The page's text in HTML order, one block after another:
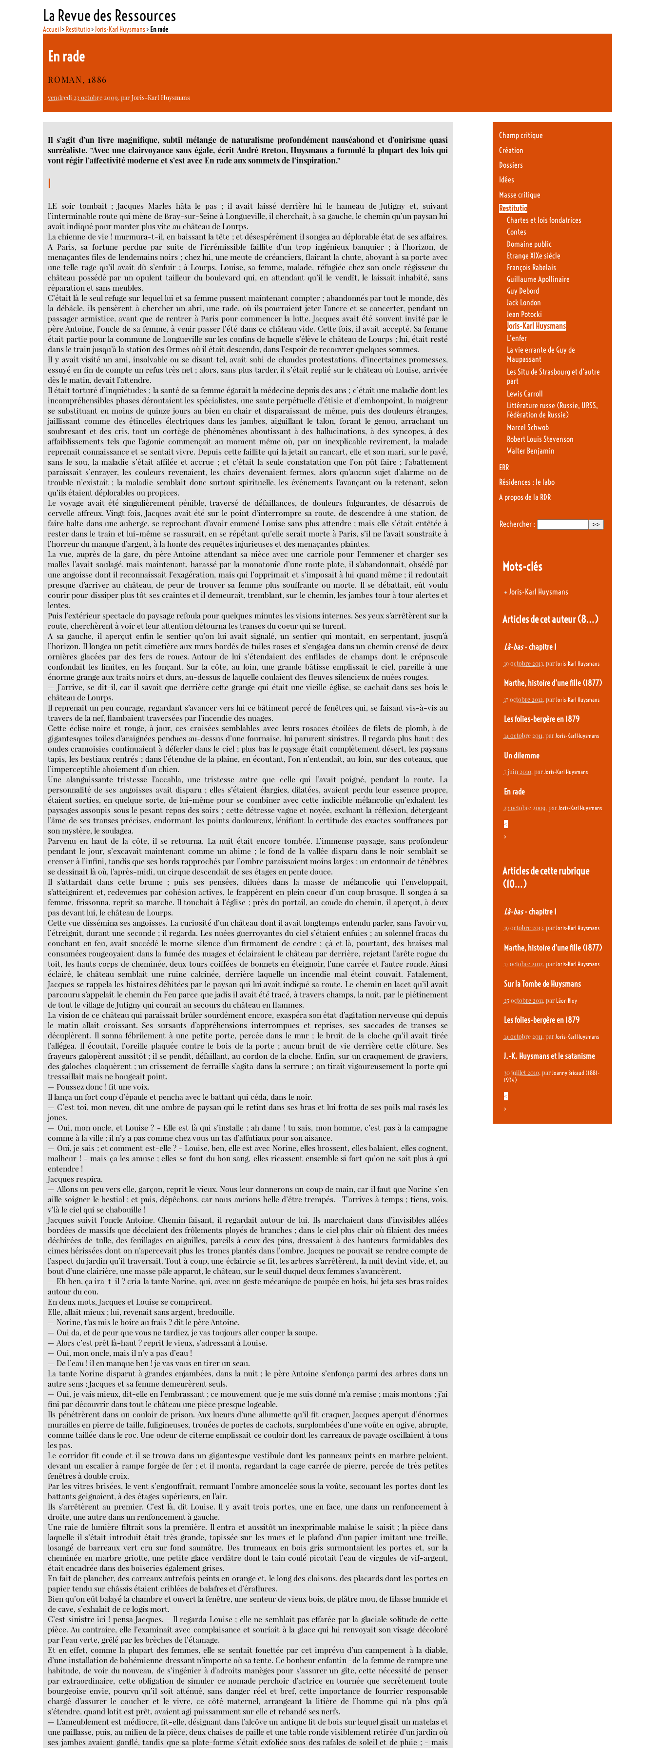
La Revue des Ressources
Accueil> Restitutio>Joris-Karl Huysmans> En rade
En rade
ROMAN, 1886
vendredi 23 octobre 2009, parJoris-Karl Huysmans
Il s’agit d’un livre magnifique, subtil mélange de naturalisme profondément nauséabond et d’onirisme quasi
surréaliste. "Avec une clairvoyance sans égale, écrit André Breton, Huysmans a formulé la plupart des lois qui
vont régir l’affectivité moderne et s’est avec En rade aux sommets de l’inspiration."
I
LE soir tombait ; Jacques Marles hâta le pas ; il avait laissé derrière lui le hameau de Jutigny et, suivant
l’interminable route qui mène de Bray-sur-Seine à Longueville, il cherchait, à sa gauche, le chemin qu’un paysan lui
avait indiqué pour monter plus vite au château de Lourps.
La chienne de vie ! murmura-t-il, en baissant la tête ; et désespérément il songea au déplorable état de ses affaires.
A Paris, sa fortune perdue par suite de l’irrémissible faillite d’un trop ingénieux banquier ; à l’horizon, de
menaçantes files de lendemains noirs ; chez lui, une meute de créanciers, flairant la chute, aboyant à sa porte avec
une telle rage qu’il avait dû s’enfuir ; à Lourps, Louise, sa femme, malade, réfugiée chez son oncle régisseur du
château possédé par un opulent tailleur du boulevard qui, en attendant qu’il le vendît, le laissait inhabité, sans
réparation et sans meubles.
C’était là le seul refuge sur lequel lui et sa femme pussent maintenant compter ; abandonnés par tout le monde, dès
la débâcle, ils pensèrent à chercher un abri, une rade, où ils pourraient jeter l’ancre et se concerter, pendant un
passager armistice, avant que de rentrer à Paris pour commencer la lutte. Jacques avait été souvent invité par le
père Antoine, l’oncle de sa femme, à venir passer l’été dans ce château vide. Cette fois, il avait accepté. Sa femme
était partie pour la commune de Longueville sur les confins de laquelle s’élève le château de Lourps ; lui, était resté
dans le train jusqu’à la station des Ormes où il était descendu, dans l’espoir de recouvrer quelques sommes.
Il y avait visité un ami, insolvable ou se disant tel, avait subi de chaudes protestations, d’incertaines promesses,
essuyé en fin de compte un refus très net ; alors, sans plus tarder, il s’était replié sur le château où Louise, arrivée
dès le matin, devait l’attendre.
Il était torturé d’inquiétudes ; la santé de sa femme égarait la médecine depuis des ans ; c’était une maladie dont les
incompréhensibles phases déroutaient les spécialistes, une saute perpétuelle d’étisie et d’embonpoint, la maigreur
se substituant en moins de quinze jours au bien en chair et disparaissant de même, puis des douleurs étranges,
jaillissant comme des étincelles électriques dans les jambes, aiguillant le talon, forant le genou, arrachant un
soubresaut et des cris, tout un cortège de phénomènes aboutissant à des hallucinations, à des syncopes, à des
affaiblissements tels que l’agonie commençait au moment même où, par un inexplicable revirement, la malade
reprenait connaissance et se sentait vivre. Depuis cette faillite qui la jetait au rancart, elle et son mari, sur le pavé,
sans le sou, la maladie s’était affilée et accrue ; et c’était la seule constatation que l’on pût faire ; l’abattement
paraissait s’enrayer, les couleurs revenaient, les chairs devenaient fermes, alors qu’aucun sujet d’alarme ou de
trouble n’existait ; la maladie semblait donc surtout spirituelle, les événements l’avançant ou la retenant, selon
qu’ils étaient déplorables ou propices.
Le voyage avait été singulièrement pénible, traversé de défaillances, de douleurs fulgurantes, de désarrois de
cervelle affreux. Vingt fois, Jacques avait été sur le point d’interrompre sa route, de descendre à une station, de
faire halte dans une auberge, se reprochant d’avoir emmené Louise sans plus attendre ; mais elle s’était entêtée à
rester dans le train et lui-même se rassurait, en se répétant qu’elle serait morte à Paris, s’il ne l’avait soustraite à
l’horreur du manque d’argent, à la honte des requêtes injurieuses et des menaçantes plaintes.
La vue, auprès de la gare, du père Antoine attendant sa nièce avec une carriole pour l’emmener et charger ses
malles l’avait soulagé, mais maintenant, harassé par la monotonie d’une route plate, il s’abandonnait, obsédé par
une angoisse dont il reconnaissait l’exagération, mais qui l’opprimait et s’imposait à lui quand même ; il redoutait
presque d’arriver au château, de peur de trouver sa femme plus souffrante ou morte. Il se débattait, eût voulu
courir pour dissiper plus tôt ses craintes et il demeurait, tremblant, sur le chemin, les jambes tour à tour alertes et
lentes.
Puis l’extérieur spectacle du paysage refoula pour quelques minutes les visions internes. Ses yeux s’arrêtèrent sur la
route, cherchèrent à voir et leur attention détourna les transes du coeur qui se turent.
A sa gauche, il aperçut enfin le sentier qu’on lui avait signalé, un sentier qui montait, en serpentant, jusqu’à
l’horizon. Il longea un petit cimetière aux murs bordés de tuiles roses et s’engagea dans un chemin creusé de deux
ornières glacées par des fers de roues. Autour de lui s’étendaient des enfilades de champs dont le crépuscule
confondait les limites, en les fonçant. Sur la côte, au loin, une grande bâtisse emplissait le ciel, pareille à une
énorme grange aux traits noirs et durs, au-dessus de laquelle coulaient des fleuves silencieux de nuées rouges.
— J’arrive, se dit-il, car il savait que derrière cette grange qui était une vieille église, se cachait dans ses bois le
château de Lourps.
Il reprenait un peu courage, regardant s’avancer vers lui ce bâtiment percé de fenêtres qui, se faisant vis-à-vis au
travers de la nef, flambaient traversées par l’incendie des nuages.
Cette éclise noire et rouge, à jour, ces croisées semblables avec leurs rosaces étoilées de filets de plomb, à de
gigantesques toiles d’araignées pendues au-dessus d’une fournaise, lui parurent sinistres. Il regarda plus haut ; des
ondes cramoisies continuaient à déferler dans le ciel ; plus bas le paysage était complètement désert, les paysans
tapis, les bestiaux rentrés ; dans l’étendue de la plaine, en écoutant, l’on n’entendait, au loin, sur des coteaux, que
l’imperceptible aboiement d’un chien.
Une alanguissante tristesse l’accabla, une tristesse autre que celle qui l’avait poigné, pendant la route. La
personnalité de ses angoisses avait disparu ; elles s’étaient élargies, dilatées, avaient perdu leur essence propre,
étaient sorties, en quelque sorte, de lui-même pour se combiner avec cette indicible mélancolie qu’exhalent les
paysages assoupis sous le pesant repos des soirs ; cette détresse vague et noyée, excluant la réflexion, détergeant
l’âme de ses transes précises, endormant les points douloureux, lénifiant la certitude des exactes souffrances par
son mystère, le soulagea.
Parvenu en haut de la côte, il se retourna. La nuit était encore tombée. L’immense paysage, sans profondeur
pendant le jour, s’excavait maintenant comme un abime ; le fond de la vallée disparu dans le noir semblait se
creuser à l’infini, tandis que ses bords rapprochés par l’ombre paraissaient moins larges ; un entonnoir de ténèbres
se dessinait là où, l’après-midi, un cirque descendait de ses étages en pente douce.
Il s’attardait dans cette brume ; puis ses pensées, diluées dans la masse de mélancolie qui l’enveloppait,
s’atteignirent et, redevenues par cohésion actives, le frappèrent en plein coeur d’un coup brusque. Il songea à sa
femme, frissonna, reprit sa marche. Il touchait à l’église ; près du portail, au coude du chemin, il aperçut, à deux
pas devant lui, le château de Lourps.
Cette vue dissémina ses angoisses. La curiosité d’un château dont il avait longtemps entendu parler, sans l’avoir vu,
l’étreignit, durant une seconde ; il regarda. Les nuées guerroyantes du ciel s’étaient enfuies ; au solennel fracas du
couchant en feu, avait succédé le morne silence d’un firmament de cendre ; çà et là, pourtant, des braises mal
consumées rougeoyaient dans la fumée des nuages et éclairaient le château par derrière, rejetant l’arête rogue du
toit, les hauts corps de cheminée, deux tours coiffées de bonnets en éteignoir, l’une carrée et l’autre ronde. Ainsi
éclairé, le château semblait une ruine calcinée, derrière laquelle un incendie mal éteint couvait. Fatalement,
Jacques se rappela les histoires débitées par le paysan qui lui avait indiqué sa route. Le chemin en lacet qu’il avait
parcouru s’appelait le chemin du Feu parce que jadis il avait été tracé, à travers champs, la nuit, par le piétinement
de tout le village de Jutigny qui courait au secours du château en flammes.
La vision de ce château qui paraissait brûler sourdément encore, exaspéra son état d’agitation nerveuse qui depuis
le matin allait croissant. Ses sursauts d’appréhensions interrompues et reprises, ses saccades de transes se
décuplèrent. Il sonna fébrilement à une petite porte, percée dans le mur ; le bruit de la cloche qu’il avait tirée
l’allégea. Il écoutait, l’oreille plaquée contre le bois de la porte ; aucun bruit de vie derrière cette clôture. Ses
frayeurs galopèrent aussitôt ; il se pendit, défaillant, au cordon de la cloche. Enfin, sur un craquement de graviers,
des galoches claquèrent ; un crissement de ferraille s’agita dans la serrure ; on tirait vigoureusement la porte qui
tressaillait mais ne bougeait point.
— Poussez donc ! fit une voix.
Il lança un fort coup d’épaule et pencha avec le battant qui céda, dans le noir.
— C’est toi, mon neveu, dit une ombre de paysan qui le retint dans ses bras et lui frotta de ses poils mal rasés les
joues.
— Oui, mon oncle, et Louise ? - Elle est là qui s’installe ; ah dame ! tu sais, mon homme, c’est pas à la campagne
comme à la ville ; il n’y a pas comme chez vous un tas d’affutiaux pour son aisance.
— Oui, je sais ; et comment est-elle ? - Louise, ben, elle est avec Norine, elles brossent, elles balaient, elles cognent,
malheur ! - mais ça les amuse ; elles se font du bon sang, elles ricassent ensemble si fort qu’on ne sait plus à qui
entendre !
Jacques respira.
— Allons un peu vers elle, garçon, reprit le vieux. Nous leur donnerons un coup de main, car il faut que Norine s’en
aille soigner le bestial ; et puis, dépêchons, car nous aurions belle d’être trempés. -T’arrives à temps ; tiens, vois,
v’là le ciel qui se chabouille !
Jacques suivit l’oncle Antoine. Chemin faisant, il regardait autour de lui. Ils marchaient dans d’invisibles allées
bordées de massifs que décelaient des frôlements ployés de branches ; dans le ciel plus clair où filaient des nuées
déchirées de tulle, des feuillages en aiguilles, pareils à ceux des pins, dressaient à des hauteurs formidables des
cimes hérissées dont on n’apercevait plus les troncs plantés dans l’ombre. Jacques ne pouvait se rendre compte de
l’aspect du jardin qu’il traversait. Tout à coup, une éclaircie se fit, les arbres s’arrêtèrent, la nuit devint vide, et, au
bout d’une clairière, une masse pâle apparut, le château, sur le seuil duquel deux femmes s’avancèrent.
— Eh ben, ça ira-t-il ? cria la tante Norine, qui, avec un geste mécanique de poupée en bois, lui jeta ses bras roides
autour du cou.
En deux mots, Jacques et Louise se comprirent.
Elle, allait mieux ; lui, revenait sans argent, bredouille.
— Norine, t’as mis le boire au frais ? dit le père Antoine.
— Oui da, et de peur que vous ne tardiez, je vas toujours aller couper la soupe.
— Alors c’est prêt là-haut ? reprit le vieux, s’adressant à Louise.
— Oui, mon oncle, mais il n’y a pas d’eau !
— De l’eau ! il en manque ben ! je vas vous en tirer un seau.
La tante Norine disparut à grandes enjambées, dans la nuit ; le père Antoine s’enfonça parmi des arbres dans un
autre sens ; Jacques et sa femme demeurèrent seuls.
— Oui, je vais mieux, dit-elle en l’embrassant ; ce mouvement que je me suis donné m’a remise ; mais montons ; j’ai
fini par découvrir dans tout le château une pièce presque logeable.
Ils pénétrèrent dans un couloir de prison. Aux lueurs d’une allumette qu’il fit craquer, Jacques aperçut d’énormes
murailles en pierre de taille, fuligineuses, trouées de portes de cachots, surplombées d’une voûte en ogive, abrupte,
comme taillée dans le roc. Une odeur de citerne emplissait ce couloir dont les carreaux de pavage oscillaient à tous
les pas.
Le corridor fit coude et il se trouva dans un gigantesque vestibule dont les panneaux peints en marbre pelaient,
devant un escalier à rampe forgée de fer ; et il monta, regardant la cage carrée de pierre, percée de très petites
fenêtres à double croix.
Par les vitres brisées, le vent s’engouffrait, remuant l’ombre amoncelée sous la voûte, secouant les portes dont les
battants geignaient, à des étages supérieurs, en l’air.
Ils s’arrêtèrent au premier. C’est là, dit Louise. Il y avait trois portes, une en face, une dans un renfoncement à
droite, une autre dans un renfoncement à gauche.
Une raie de lumière filtrait sous la première. Il entra et aussitôt un inexprimable malaise le saisit ; la pièce dans
laquelle il s’était introduit était très grande, tapissée sur les murs et le plafond d’un papier imitant une treille,
losangé de barreaux vert cru sur fond saumâtre. Des trumeaux en bois gris surmontaient les portes et, sur la
cheminée en marbre griotte, une petite glace verdâtre dont le tain coulé picotait l’eau de virgules de vif-argent,
était encadrée dans des boiseries également grises.
En fait de plancher, des carreaux autrefois peints en orange et, le long des cloisons, des placards dont les portes en
papier tendu sur châssis étaient criblées de balafres et d’éraflures.
Bien qu’on eût balayé la chambre et ouvert la fenêtre, une senteur de vieux bois, de plâtre mou, de filasse humide et
de cave, s’exhalait de ce logis mort.
C’est sinistre ici ! pensa Jacques. - Il regarda Louise ; elle ne semblait pas effarée par la glaciale solitude de cette
pièce. Au contraire, elle l’examinait avec complaisance et souriait à la glace qui lui renvoyait son visage décoloré
par l’eau verte, grêlé par les brèches de l’étamage.
Et en effet, comme la plupart des femmes, elle se sentait fouettée par cet imprévu d’un campement à la diable,
d’une installation de bohémienne dressant n’importe où sa tente. Ce bonheur enfantin -de la femme de rompre une
habitude, de voir du nouveau, de s’ingénier à d’adroits manèges pour s’assurer un gîte, cette nécessité de penser
par extraordinaire, cette obligation de simuler ce nomade perchoir d’actrice en tournée que secrètement toute
bourgeoise envie, pourvu qu’il soit atténué, sans danger réel et bref, cette importance de fourrier responsable
chargé d’assurer le coucher et le vivre, ce côté maternel, arrangeant la litière de l’homme qui n’a plus qu’à
s’étendre, quand lotit est prêt, avaient agi puissamment sur elle et rebandé ses nerfs.
— L’ameublement est médiocre, fit-elle, désignant dans l’alcôve un antique lit de bois sur lequel gisait un matelas et
une paillasse, puis, au milieu de la pièce, deux chaises de paille et une table ronde visiblement retirée d’un jardin où
ses jambes avaient gonflé, tandis que sa plate-forme s’était exfoliée sous des rafales de soleil et de pluie ; - mais
Champ critique
Création
Dossiers
Idées
Masse critique
Restitutio
Chartes et lois fondatrices
Contes
Domaine public
Etrange XIXe siècle
François Rabelais
Guillaume Apollinaire
Guy Debord
Jack London
Jean Potocki
Joris-Karl Huysmans
L’enfer
La vie errante de Guy de
Maupassant
Les Situ de Strasbourg et d’autre
part
Lewis Carroll
Littérature russe (Russie, URSS,
Fédération de Russie)
Marcel Schwob
Robert Louis Stevenson
Walter Benjamin
ERR
Résidences : le labo
A propos de la RDR
Rechercher :
Mots-clés
• Joris-Karl Huysmans
Articles de cet auteur(8…)
Là-bas- chapitre 1
19 octobre 2013, par Joris-Karl Huysmans
Marthe, histoire d’une fille (1877)
17 octobre 2012, par Joris-Karl Huysmans
Les folies-bergère en 1879
14 octobre 2011, par Joris-Karl Huysmans
Un dilemme
7 juin 2010, par Joris-Karl Huysmans
En rade
23 octobre 2009, par Joris-Karl Huysmans
<
>
Articles de cette rubrique
(10…)
Là-bas- chapitre 1
19 octobre 2013, par Joris-Karl Huysmans
Marthe, histoire d’une fille (1877)
17 octobre 2012, par Joris-Karl Huysmans
Sur la Tombe de Huysmans
25 octobre 2011, par Léon Bloy
Les folies-bergère en 1879
14 octobre 2011, par Joris-Karl Huysmans
J.-K. Huysmans et le satanisme
30 juillet 2010, par Joanny Bricaud (1881-
1934)
<
>